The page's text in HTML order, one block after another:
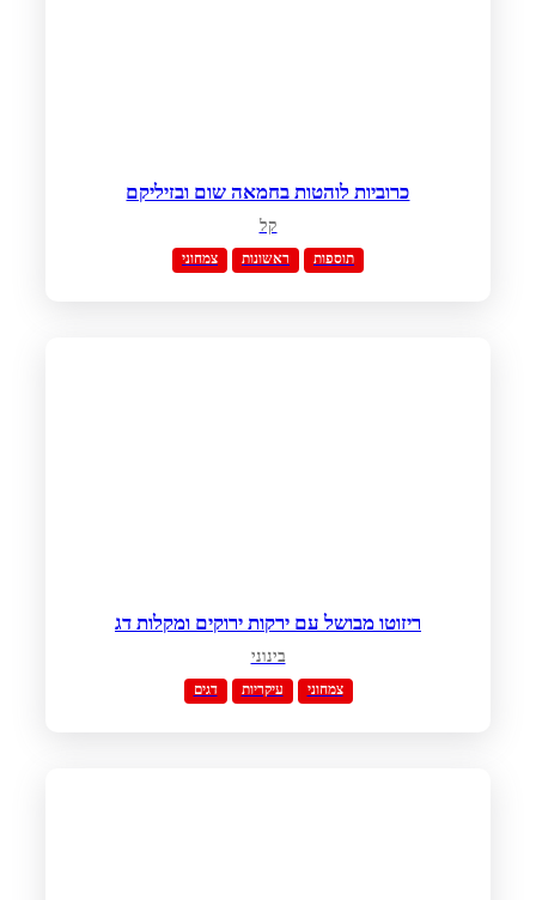
כרוביות לוהטות בחמאה שום ובזיליקם
קל
צמחוני ראשונות תוספות
ריזוטו מבושל עם ירקות ירוקים ומקלות דג
בינוני
דגים עיקריות צמחוני